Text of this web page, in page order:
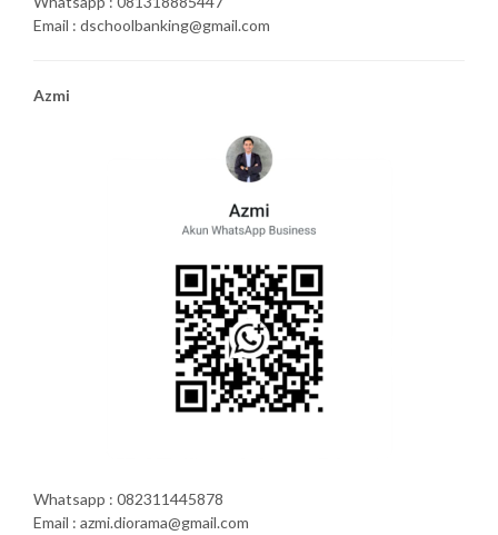
Email : dschoolbanking@gmail.com
Azmi
Whatsapp : 082311445878
Email : azmi.diorama@gmail.com